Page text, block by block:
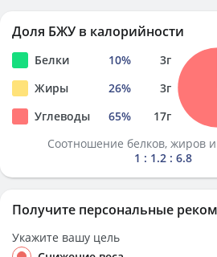
Доля БЖУ в калорийности
Белки 10% 3г
Жиры
26% 3г
Углеводы
65% 17г
Соотношение белков, жиров и
1 : 1.2 : 6.8
Получите персональные
Укажите вашу цель